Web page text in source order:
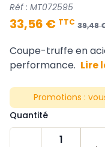
Réf : MT072595
33,56 € TTC 39,48
Coupe-truffe en
performance. Lire
Promotions :
Quantité
1